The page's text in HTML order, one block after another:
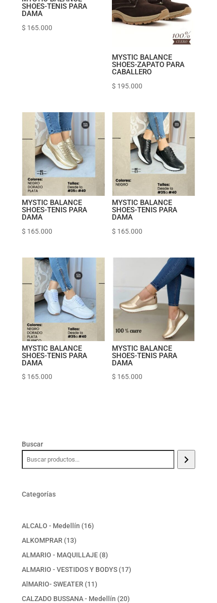
SHOES-TENIS PARA
DAMA
$ 165.000
MYSTIC BALANCE
SHOES-ZAPATO PARA
CABALLERO
$ 195.000
MYSTIC BALANCE
SHOES-TENIS PARA
DAMA
$ 165.000
MYSTIC BALANCE
SHOES-TENIS PARA
DAMA
$ 165.000
MYSTIC BALANCE
SHOES-TENIS PARA
DAMA
$ 165.000
MYSTIC BALANCE
SHOES-TENIS PARA
DAMA
$ 165.000
Buscar
Categorías
ALCALO - Medellín 1616
ALKOMPRAR 1313
productos
ALMARIO - MAQUILLAJE 88
productos
ALMARIO - VESTIDOS Y BODYS 1717
AlMARIO- SWEATER 1111
productos
CALZADO BUSSANA - Medellín 2020